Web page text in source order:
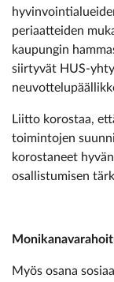
periaatteiden
kaupungin
siirtyvät HUS-
Liitto korostaa,
toimintojen
korostaneet
osallistumisen
Myös osana